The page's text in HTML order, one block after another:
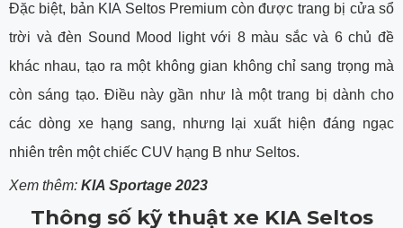
Đặc biệt, bản KIA Seltos Premium còn được trang bị cửa sổ
trời và đèn Sound Mood light với 8 màu sắc và 6 chủ đề
khác nhau, tạo ra một không gian không chỉ sang trọng mà
còn sáng tạo. Điều này gần như là một trang bị dành cho
các dòng xe hạng sang, nhưng lại xuất hiện đáng ngạc
nhiên trên một chiếc CUV hạng B như Seltos.
Xem thêm: KIA Sportage 2023
Thông số kỹ thuật xe KIA Seltos